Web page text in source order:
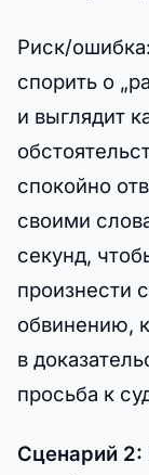
Риск/
спорить о
и выглядит
спокойно
своими
секунд,
произнести
обвинению,
в
просьба к
Сценарий 2: